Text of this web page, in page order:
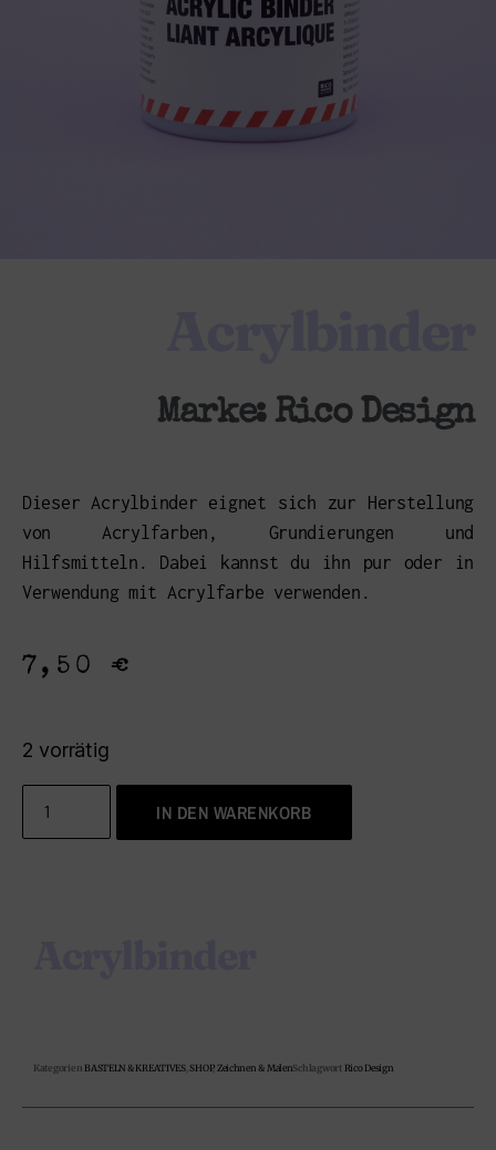
Marke: Rico Design
Dieser Acrylbinder eignet sich zur Herstellung
von Acrylfarben, Grundierungen und
Hilfsmitteln. Dabei kannst du ihn pur oder in
Verwendung mit Acrylfarbe verwenden.
7,50 €
2 vorrätig
IN DEN WARENKORB
Kategorien BASTELN & KREATIVES,SHOP, Zeichnen & MalenSchlagwort Rico Design